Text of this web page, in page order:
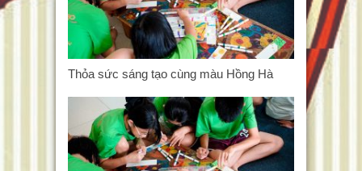
Thỏa sức sáng tạo cùng màu Hồng Hà